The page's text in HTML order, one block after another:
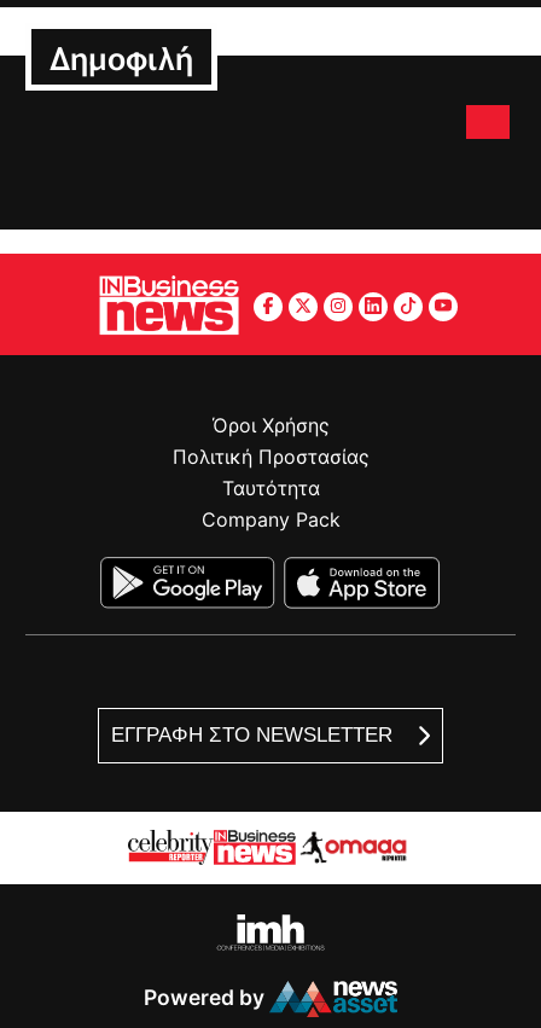
Δημοφιλή
ΕΓΓΡΑΦΗ ΣΤΟ NEWSLETTER
Όροι Χρήσης
Πολιτική Προστασίας
Ταυτότητα
Company Pack
Powered by